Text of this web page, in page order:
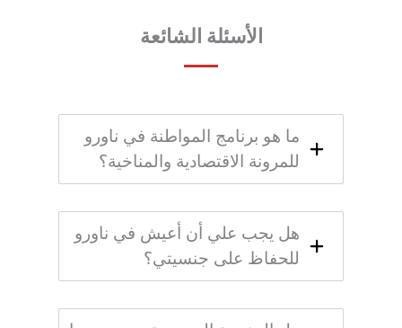
الأسئلة الشائعة
ما هو برنامج المواطنة في ناورو
للمرونة الاقتصادية والمناخية؟
هل يجب علي أن أعيش في ناورو
للحفاظ على جنسيتي؟